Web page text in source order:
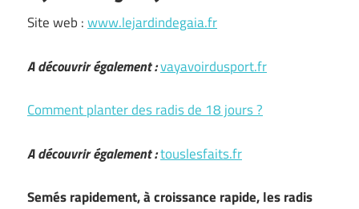
Site web :www.lejardindegaia.fr
A découvrir également :vayavoirdusport.fr
Comment planter des radis de 18 jours ?
A découvrir également :touslesfaits.fr
Semés rapidement, à croissance rapide, les radis